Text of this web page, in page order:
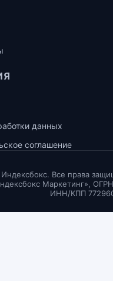
данных
соглашение
Все права
Маркетинг», ОГРН
ИНН/КПП